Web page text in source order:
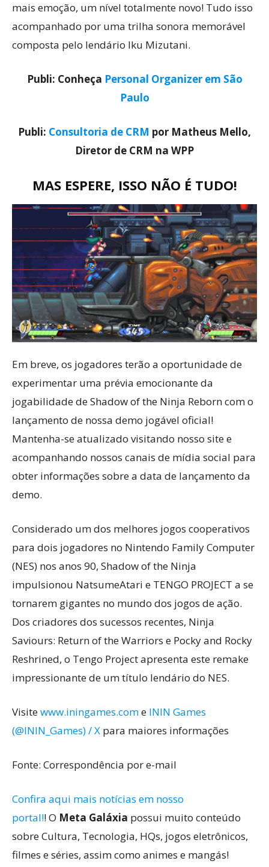
mais emoção, um nível totalmente novo! Tudo isso
acompanhado por uma trilha sonora memorável
composta pelo lendário Iku Mizutani.
Publi: Conheça Personal Organizer em São
Paulo
Publi: Consultoria de CRM por Matheus Mello,
Diretor de CRM na WPP
MAS ESPERE, ISSO NÃO É TUDO!
Em breve, os jogadores terão a oportunidade de
experimentar uma prévia emocionante da
jogabilidade de Shadow of the Ninja Reborn com o
lançamento de nossa demo jogável oficial!
Mantenha-se atualizado visitando nosso site e
acompanhando nossos canais de mídia social para
obter informações sobre a data de lançamento da
demo.
Considerado um dos melhores jogos cooperativos
para dois jogadores no Nintendo Family Computer
(NES) nos anos 90, Shadow of the Ninja
impulsionou NatsumeAtari e TENGO PROJECT a se
tornarem gigantes no mundo dos jogos de ação.
Dos criadores dos sucessos recentes, Ninja
Saviours: Return of the Warriors e Pocky and Rocky
Reshrined, o Tengo Project apresenta este remake
impressionante de um título lendário do NES.
Visitewww.iningames.come ININ Games
(@ININ_Games) / X para maiores informações
Fonte: Correspondência por e-mail
Confira aqui mais notícias em nosso
portal!! O Meta Galáxia possui muito conteúdo
sobre Cultura, Tecnologia, HQs, jogos eletrônicos,
filmes e séries, assim como animes e mangás!